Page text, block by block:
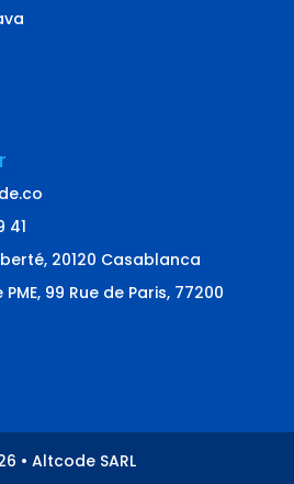
41
20120 Casablanca
99 Rue de Paris, 77200
• Altcode SARL